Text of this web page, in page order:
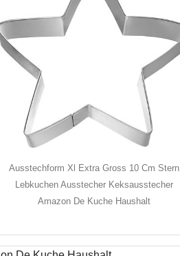
Ausstechform Xl Extra Gross 10 Cm Stern
Lebkuchen Ausstecher Keksausstecher
Amazon De Kuche Haushalt